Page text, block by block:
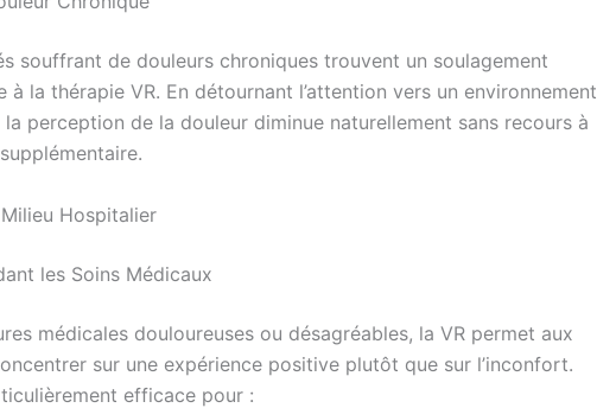
souffrant de douleurs chroniques trouvent un soulagement
la thérapie VR. En détournant l’attention vers un environnement
perception de la douleur diminue naturellement sans recours à
Hospitalier
les Soins Médicaux
médicales douloureuses ou désagréables, la VR permet aux
sur une expérience positive plutôt que sur l’inconfort.
efficace pour :